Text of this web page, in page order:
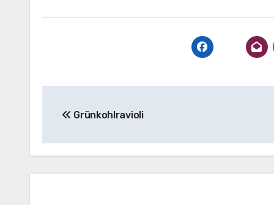
Grünkohlravioli